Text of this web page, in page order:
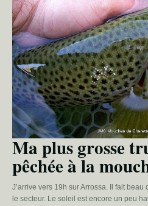
Ma plus grosse
pêchée à la
J’arrive vers 19h sur Arrossa. Il fait
le secteur. Le soleil est encore un peu